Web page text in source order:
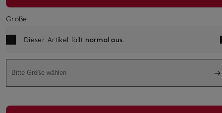
Größe
Dieser Artikel fällt normal aus.
Bitte Größe wählen